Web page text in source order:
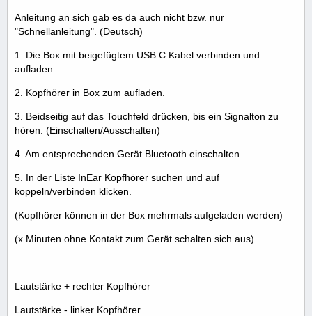
Anleitung an sich gab es da auch nicht bzw. nur
"Schnellanleitung". (Deutsch)
1. Die Box mit beigefügtem USB C Kabel verbinden und
aufladen.
2. Kopfhörer in Box zum aufladen.
3. Beidseitig auf das Touchfeld drücken, bis ein Signalton zu
hören. (Einschalten/Ausschalten)
4. Am entsprechenden Gerät Bluetooth einschalten
5. In der Liste InEar Kopfhörer suchen und auf
koppeln/verbinden klicken.
(Kopfhörer können in der Box mehrmals aufgeladen werden)
(x Minuten ohne Kontakt zum Gerät schalten sich aus)
Lautstärke + rechter Kopfhörer
Lautstärke - linker Kopfhörer